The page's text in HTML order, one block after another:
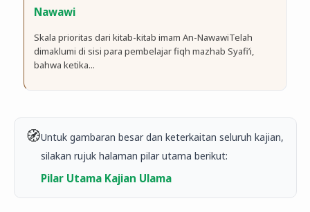
Nawawi
Skala prioritas dari kitab-kitab imam An-NawawiTelah
dimaklumi di sisi para pembelajar fiqh mazhab Syafi’i,
bahwa ketika...
🧭Untuk gambaran besar dan keterkaitan seluruh kajian,
silakan rujuk halaman pilar utama berikut:
Pilar Utama Kajian Ulama